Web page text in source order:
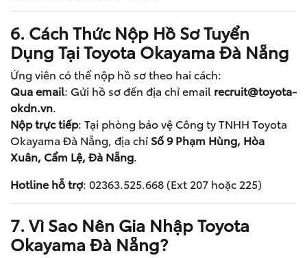
6. Cách Thức Nộp Hồ Sơ Tuyển
Dụng Tại Toyota Okayama Đà Nẵng
Ứng viên có thể nộp hồ sơ theo hai cách:
Qua email: Gửi hồ sơ đến địa chỉ email recruit@toyota-
okdn.vn.
Nộp trực tiếp: Tại phòng bảo vệ Công ty TNHH Toyota
Okayama Đà Nẵng, địa chỉ Số 9 Phạm Hùng, Hòa
Xuân, Cẩm Lệ, Đà Nẵng.
Hotline hỗ trợ: 02363.525.668 (Ext 207 hoặc 225)
7. Vì Sao Nên Gia Nhập Toyota
Okayama Đà Nẵng?